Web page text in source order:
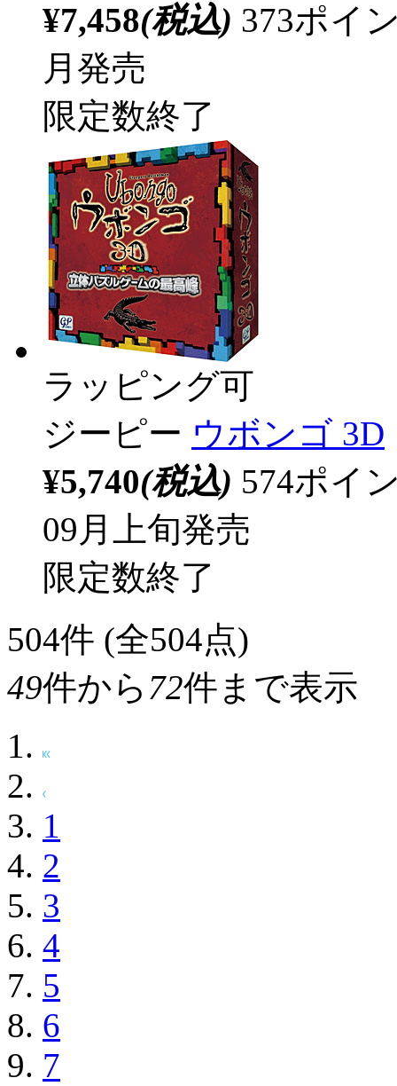
¥7,458(税込) 373ポイ
月発売
限定数終了
ラッピング可
ジーピー ウボンゴ 3D
¥5,740(税込) 574ポイ
09月上旬発売
限定数終了
504件 (全504点)
49件から 72件まで表示
1
2
3
4
5
6
7